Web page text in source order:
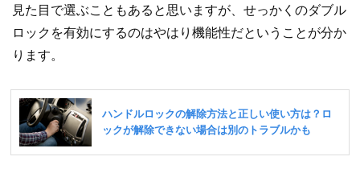
見た目で選ぶこともあると思いますが、せっかくのダブル
ロックを有効にするのはやはり機能性だということが分か
ります。